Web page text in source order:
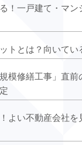
！一戸建て・マン
トとは？向いてい
模修繕工事」直前
よい不動産会社